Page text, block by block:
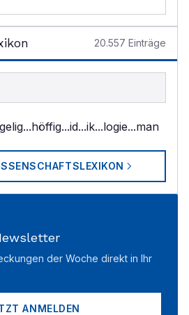
20.557 Einträge
...höffig...id...ik...logie...man
der Woche direkt in Ihr
ANMELDEN